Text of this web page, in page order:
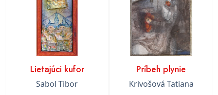
Lietajúci kufor
Sabol Tibor
Príbeh plynie
Krivošová Tatiana